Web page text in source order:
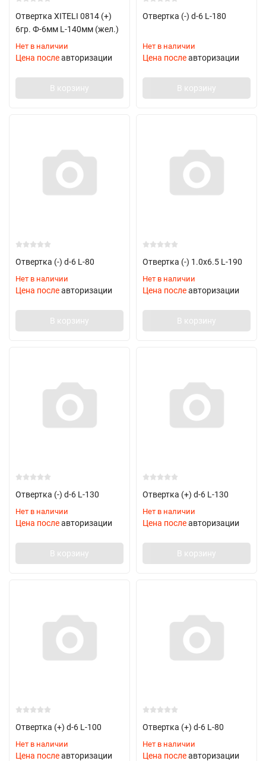
Отвертка XITELI 0814 (+)
6гр. Ф-6мм L-140мм (жел.)
Нет в наличии
Цена послеавторизации
В корзину
Отвертка (-) d-6 L-180
Нет в наличии
Цена послеавторизации
В корзину
Отвертка (-) d-6 L-80
Нет в наличии
Цена послеавторизации
В корзину
Отвертка (-) 1.0х6.5 L-190
Нет в наличии
Цена послеавторизации
В корзину
Отвертка (-) d-6 L-130
Нет в наличии
Цена послеавторизации
В корзину
Отвертка (+) d-6 L-130
Нет в наличии
Цена послеавторизации
В корзину
Отвертка (+) d-6 L-100
Нет в наличии
Цена послеавторизации
Отвертка (+) d-6 L-80
Нет в наличии
Цена послеавторизации